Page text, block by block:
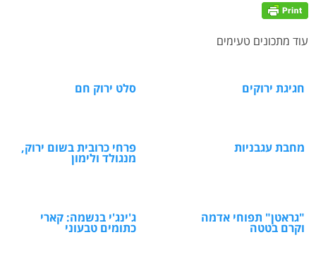
עוד מתכונים טעימים
חגיגת ירוקים סלט ירוק חם
מחבת עגבניות פרחי כרובית בשום ירוק,
מנגולד ולימון
"גראטן" תפוחי אדמה
וקרם בטטה
ג'ינג'י בנשמה: קארי
כתומים טבעוני